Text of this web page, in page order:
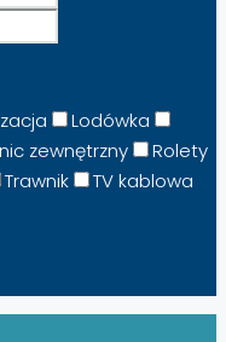
Lodówka
zewnętrzny
Rolety
Trawnik
TV kablowa